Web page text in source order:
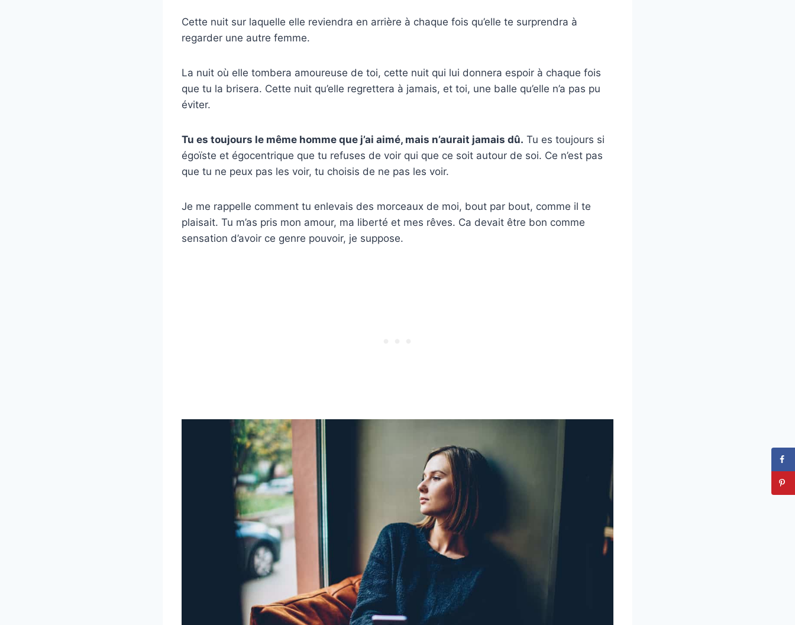
Cette nuit sur laquelle elle reviendra en arrière à chaque fois qu’elle te surprendra à
regarder une autre femme.
La nuit où elle tombera amoureuse de toi, cette nuit qui lui donnera espoir à chaque fois
que tu la brisera. Cette nuit qu’elle regrettera à jamais, et toi, une balle qu’elle n’a pas pu
éviter.
Tu es toujours le même homme que j’ai aimé, mais n’aurait jamais dû. Tu es toujours si
égoïste et égocentrique que tu refuses de voir qui que ce soit autour de soi. Ce n’est pas
que tu ne peux pas les voir, tu choisis de ne pas les voir.
Je me rappelle comment tu enlevais des morceaux de moi, bout par bout, comme il te
plaisait. Tu m’as pris mon amour, ma liberté et mes rêves. Ca devait être bon comme
sensation d’avoir ce genre pouvoir, je suppose.